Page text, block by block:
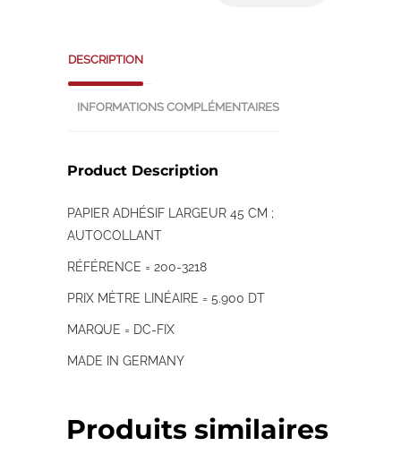
DESCRIPTION
INFORMATIONS COMPLÉMENTAIRES
Product Description
PAPIER ADHÉSIF LARGEUR 45 CM ;
AUTOCOLLANT
RÉFÉRENCE = 200-3218
PRIX MÈTRE LINÉAIRE = 5.900 DT
MARQUE = DC-FIX
MADE IN GERMANY
Produits similaires